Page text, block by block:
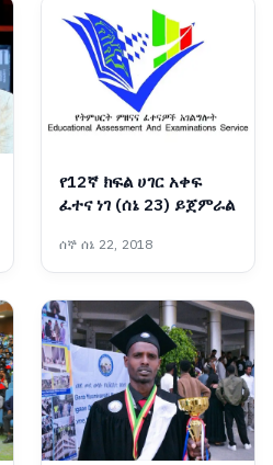
የ12ኛ ክፍል ሀገር አቀፍ
ፈተና ነገ (ሰኔ 23) ይጀምራል
ሰኞ ሰኔ 22, 2018